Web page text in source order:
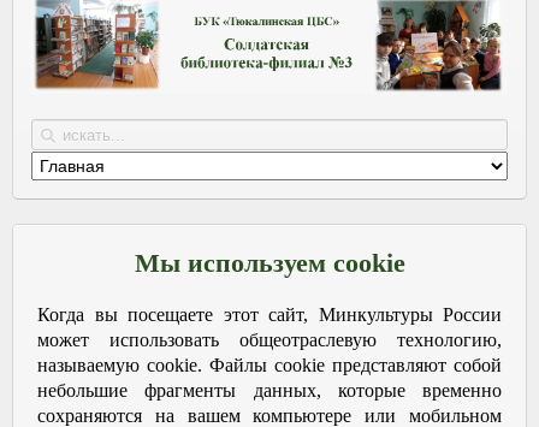
Мы используем cookie
Когда вы посещаете этот сайт, Минкультуры России
может использовать общеотраслевую технологию,
называемую cookie. Файлы cookie представляют собой
небольшие фрагменты данных, которые временно
сохраняются на вашем компьютере или мобильном